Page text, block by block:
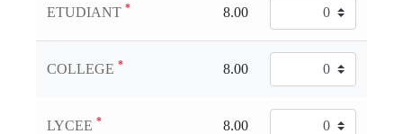
ETUDIANT *
COLLEGE *
LYCEE *